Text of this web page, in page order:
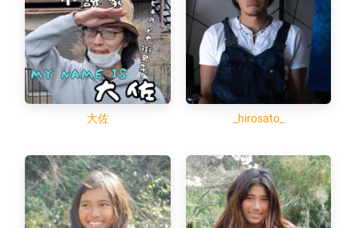
大佐 _hirosato_